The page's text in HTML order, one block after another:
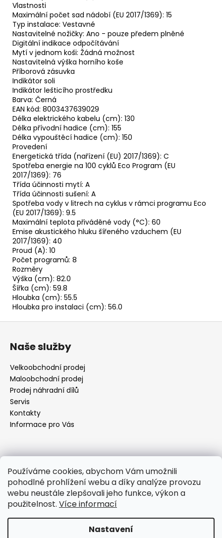
Používáme cookies, abychom Vám umožnili
pohodlné prohlížení webu a díky analýze provozu
webu neustále zlepšovali jeho funkce, výkon a
použitelnost. Více informací
Nastavení
Vlastnosti
Maximální počet sad nádobí (EU 2017/1369): 15
Typ instalace: Vestavné
Nastavitelné nožičky: Ano - pouze předem plněné
Digitální indikace odpočítávání
Mytí v jednom koši: Žádná možnost
Nastavitelná výška horního koše
Příborová zásuvka
Indikátor soli
Indikátor lešticího prostředku
Barva: Černá
EAN kód: 8003437639029
Délka elektrického kabelu (cm): 130
Délka přívodní hadice (cm): 155
Délka vypouštěcí hadice (cm): 150
Provedení
Energetická třída (nařízení (EU) 2017/1369): C
Spotřeba energie na 100 cyklů Eco Program (EU
2017/1369): 76
Třída účinnosti mytí: A
Třída účinnosti sušení: A
Spotřeba vody v litrech na cyklus v rámci programu Eco
(EU 2017/1369): 9.5
Maximální teplota přiváděné vody (°C): 60
Emise akustického hluku šířeného vzduchem (EU
2017/1369): 40
Proud (A): 10
Počet programů: 8
Rozměry
Výška (cm): 82.0
Šířka (cm): 59.8
Hloubka (cm): 55.5
Hloubka pro instalaci (cm): 56.0
Naše služby
Velkoobchodní prodej
Maloobchodní prodej
Prodej náhradní dílů
Servis
Kontakty
Informace pro Vás
objednavky@elektrorezny.cz
602 155 983
https://www.facebook.com/jirireznyelektroservis
reznyelektro